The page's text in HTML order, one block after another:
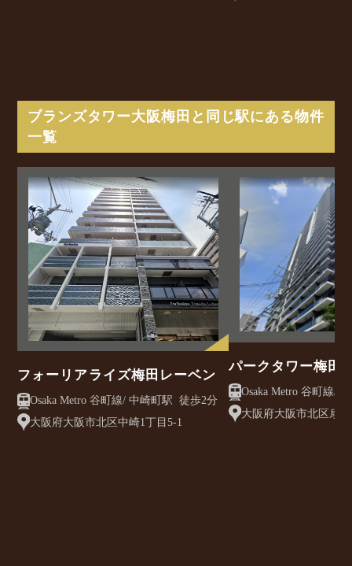
ブランズタワー大阪梅田と同じ駅にある物件
一覧
フォーリアライズ梅田レーベン
Osaka Metro 谷町線/ 中崎町駅 徒歩2分
大阪府大阪市北区中崎1丁目5-1
パークタワー梅田
大阪府大阪市北区扇